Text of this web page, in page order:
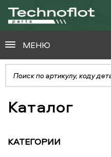
МЕНЮ
Каталог
КАТЕГОРИИ